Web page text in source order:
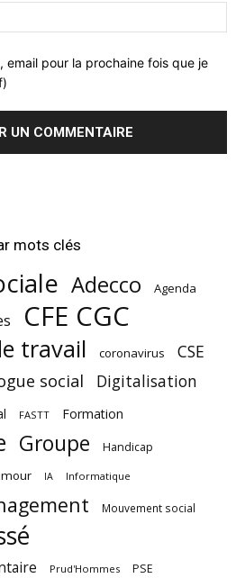
email pour la prochaine fois que je
mots clés
Adecco Agenda
CFE CGC
travail coronavirus CSE
social Digitalisation
FASTT Formation
Groupe Handicap
IA Informatique
Mouvement social
Prud'Hommes PSE